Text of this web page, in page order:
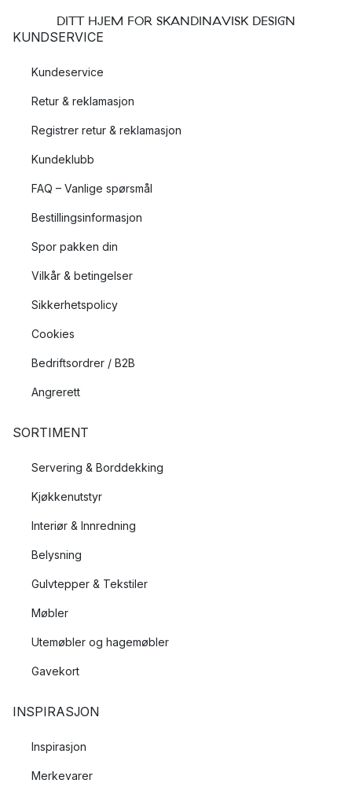
DITT HJEM FOR SKANDINAVISK DESIGN
KUNDSERVICE
Kundeservice
Retur & reklamasjon
Registrer retur & reklamasjon
Kundeklubb
FAQ – Vanlige spørsmål
Bestillingsinformasjon
Spor pakken din
Vilkår & betingelser
Sikkerhetspolicy
Cookies
Bedriftsordrer / B2B
Angrerett
SORTIMENT
Servering & Borddekking
Kjøkkenutstyr
Interiør & Innredning
Belysning
Gulvtepper & Tekstiler
Møbler
Utemøbler og hagemøbler
Gavekort
INSPIRASJON
Inspirasjon
Merkevarer